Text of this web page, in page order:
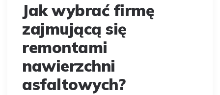
Jak wybrać firmę
zajmującą się
remontami
nawierzchni
asfaltowych?